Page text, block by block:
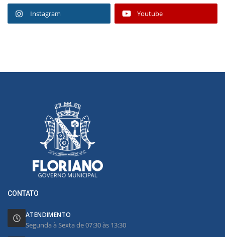
Instagram Youtube
CONTATO
ATENDIMENTO
Segunda à Sexta de 07:30 às 13:30